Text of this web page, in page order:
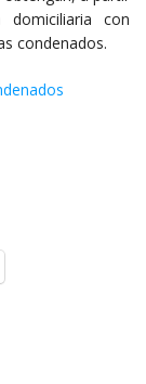
con
condenados.